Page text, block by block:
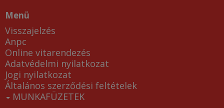
Menü
Visszajelzés
Anpc
Online vitarendezés
Adatvédelmi nyilatkozat
Jogi nyilatkozat
Általános szerződési feltételek
MUNKAFÜZETEK